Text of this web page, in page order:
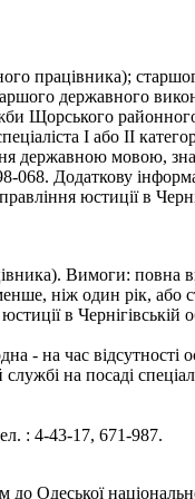
працівника);
державного
Щорського
І або ІІ
державною мовою,
068. Додаткову
юстиції в
Вимоги:
ніж один рік, або
в Чернігівській
- на час відсутності
на посаді
: 4-43-17, 671-987.
до Одеської